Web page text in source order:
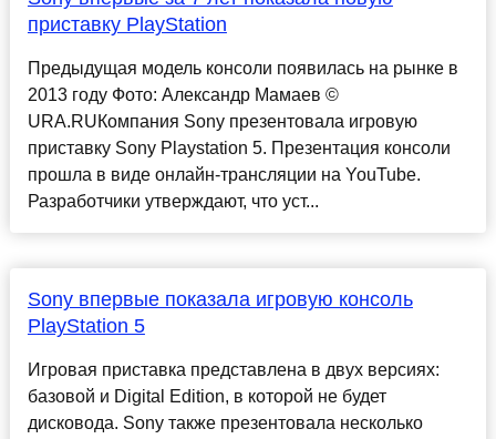
приставку PlayStation
Предыдущая модель консоли появилась на рынке в
2013 году Фото: Александр Мамаев ©
URA.RUКомпания Sony презентовала игровую
приставку Sony Playstation 5. Презентация консоли
прошла в виде онлайн-трансляции на YouTube.
Разработчики утверждают, что уст...
Sony впервые показала игровую консоль
PlayStation 5
Игровая приставка представлена в двух версиях:
базовой и Digital Edition, в которой не будет
дисковода. Sony также презентовала несколько